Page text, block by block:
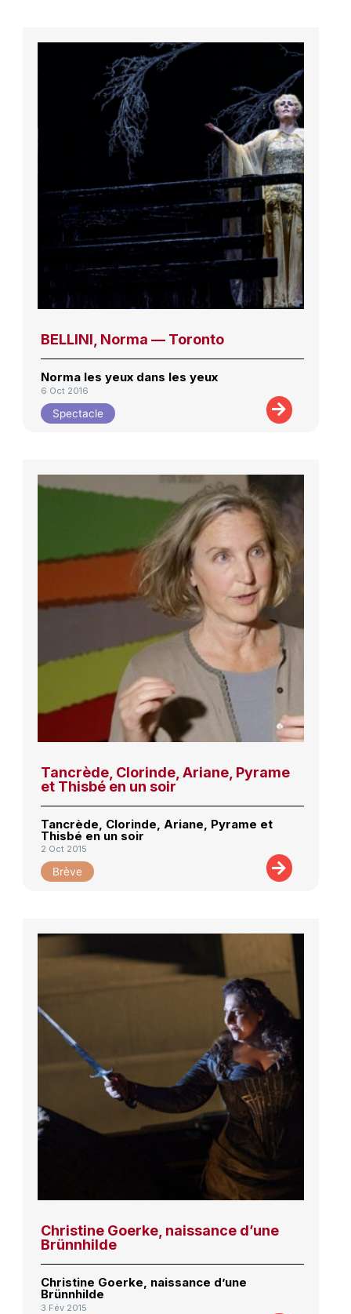
BELLINI, Norma — Toronto
Norma les yeux dans les yeux
6 Oct 2016
Spectacle
Tancrède, Clorinde, Ariane, Pyrame
et Thisbé en un soir
Tancrède, Clorinde, Ariane, Pyrame et
Thisbé en un soir
2 Oct 2015
Brève
Christine Goerke, naissance d’une
Brünnhilde
Christine Goerke, naissance d’une
Brünnhilde
3 Fév 2015